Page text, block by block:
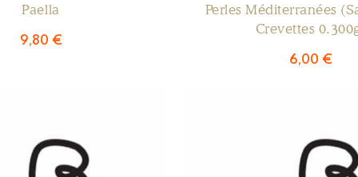
Paella
9,80 €
Perles Méditerranées
Crevettes
6,00 €